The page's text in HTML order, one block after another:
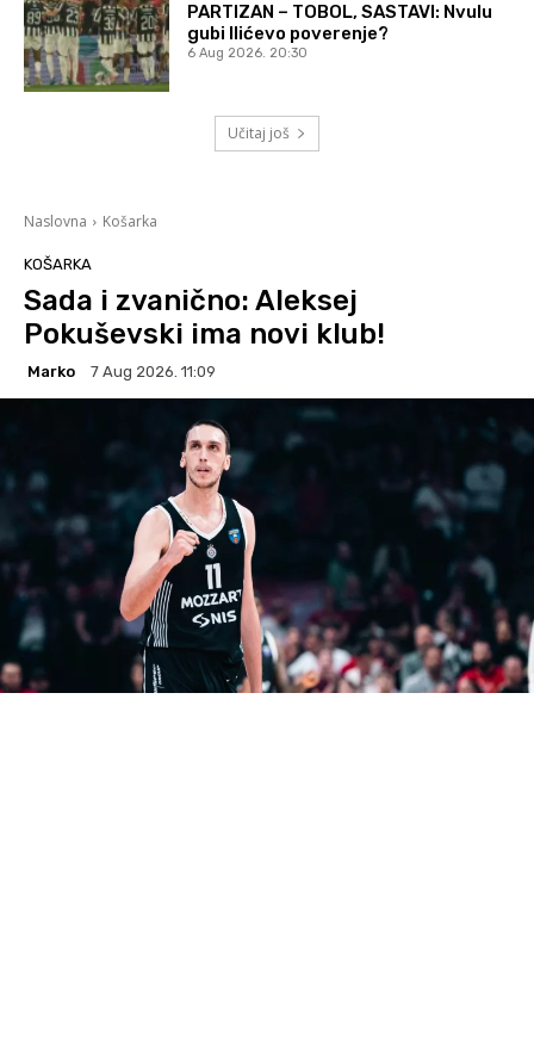
PARTIZAN – TOBOL, SASTAVI: Nvulu
gubi Ilićevo poverenje?
6 Aug 2026. 20:30
Učitaj još